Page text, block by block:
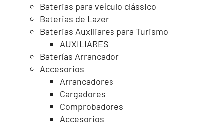
Baterias para veículo clássico
Baterias de Lazer
Baterias Auxiliares para Turismo
AUXILIARES
Baterías Arrancador
Accesorios
Arrancadores
Cargadores
Comprobadores
Accesorios